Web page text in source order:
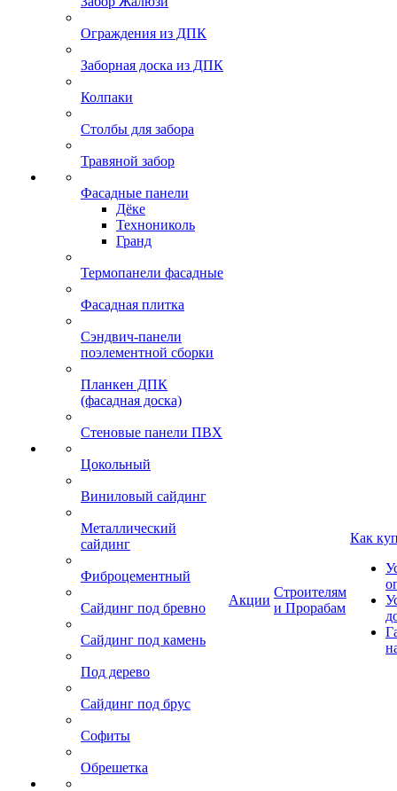
Ограждения из ДПК
Заборная доска из ДПК
Колпаки
Столбы для забора
Травяной забор
Фасадные панели
Дёке
Технониколь
Гранд
Термопанели фасадные
Фасадная плитка
Сэндвич-панели
поэлементной сборки
Планкен ДПК
(фасадная доска)
Стеновые панели ПВХ
Цокольный
Виниловый сайдинг
Металлический
сайдинг
Фиброцементный
Сайдинг под бревно
Сайдинг под камень
Под дерево
Сайдинг под брус
Софиты
Обрешетка
Акции
Строителям
и Прорабам
Как